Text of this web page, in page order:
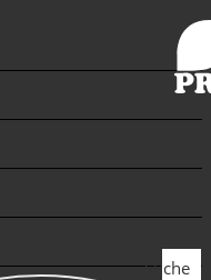
Suche